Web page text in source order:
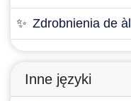
✨ Zdrobnienia de
Inne języki